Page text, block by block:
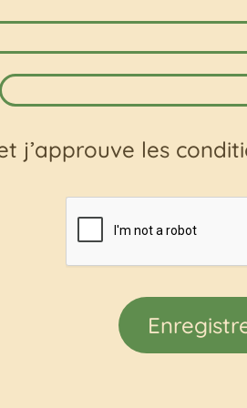
j’approuve les